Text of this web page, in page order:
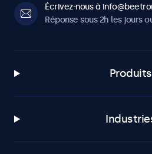
Écrivez-nous à
Réponse sous 2h les jours
Produits